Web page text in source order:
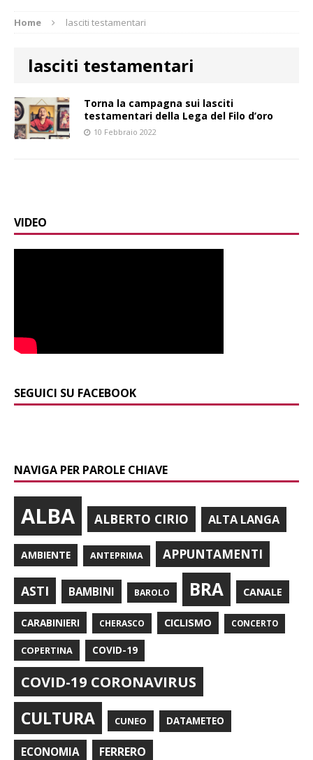
Home lasciti testamentari
lasciti testamentari
Torna la campagna sui lasciti
testamentari della Lega del Filo d’oro
10 Febbraio 2022
VIDEO
SEGUICI SU FACEBOOK
NAVIGA PER PAROLE CHIAVE
ALBA ALBERTO CIRIO ALTA LANGA
AMBIENTE ANTEPRIMA APPUNTAMENTI
ASTI BAMBINI BAROLO BRA CANALE
CARABINIERI CHERASCO CICLISMO CONCERTO
COPERTINA COVID-19
COVID-19 CORONAVIRUS
CULTURA CUNEO DATAMETEO
ECONOMIA FERRERO